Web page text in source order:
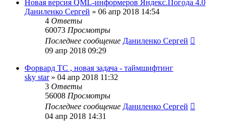
Новая версия QML-информеров Яндекс.Погода 4.0
Даниленко Сергей » 06 апр 2018 14:54
4 Ответы
60073 Просмотры
Последнее сообщение Даниленко Сергей
09 апр 2018 09:29
Форвард ТС , новая задача - таймшифтинг
sky star» 04 апр 2018 11:32
3 Ответы
56008 Просмотры
Последнее сообщение Даниленко Сергей
04 апр 2018 14:31